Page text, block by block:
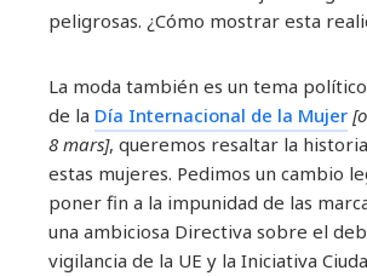
peligrosas. ¿Cómo mostrar esta
La moda también es un tema
de la Día Internacional de la Mujer
8 mars], queremos resaltar la
estas mujeres. Pedimos un cambio
poner fin a la impunidad de las
una ambiciosa Directiva sobre el
vigilancia de la UE y la Iniciativa